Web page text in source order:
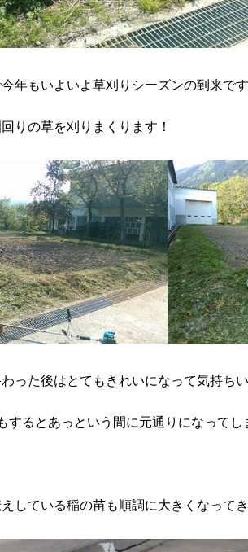
年もいよいよ草刈りシーズンの到来で
りの草を刈りまくります！
った後はとてもきれいになって気持ち
するとあっという間に元通りになって
している稲の苗も順調に大きくなって